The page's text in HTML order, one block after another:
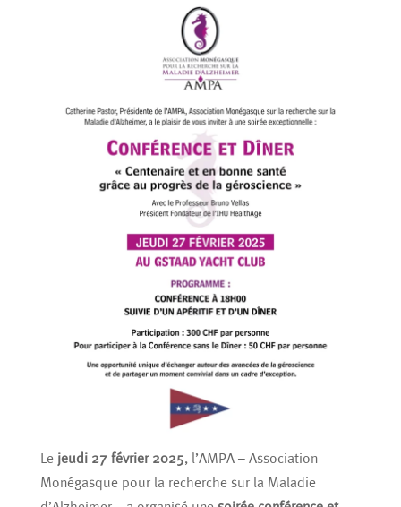
Le jeudi 27 février 2025, l’AMPA – Association
Monégasque pour la recherche sur la Maladie